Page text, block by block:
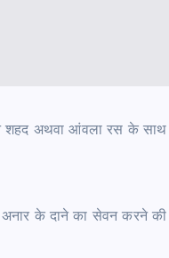
शहद अथवा आंवला रस के
अनार के दाने का सेवन करने